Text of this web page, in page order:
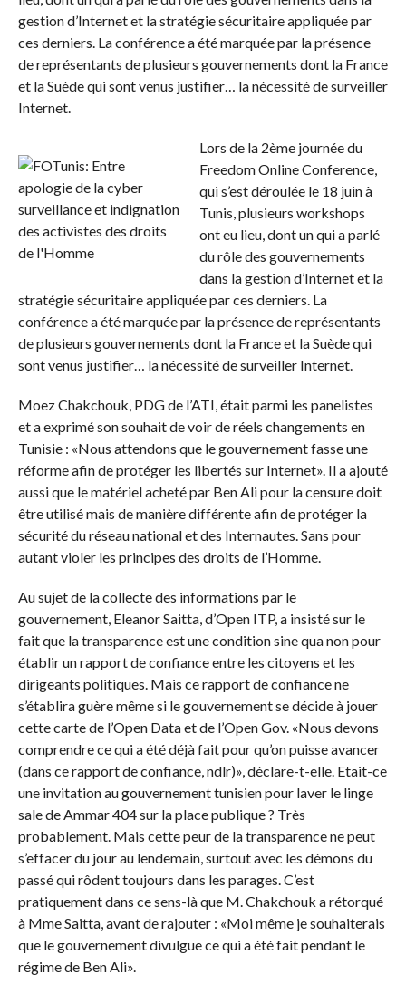
gestion d’Internet et la stratégie sécuritaire appliquée par
ces derniers. La conférence a été marquée par la présence
de représentants de plusieurs gouvernements dont la France
et la Suède qui sont venus justifier… la nécessité de surveiller
Internet.
Lors de la 2ème journée du
Freedom Online Conference,
qui s’est déroulée le 18 juin à
Tunis, plusieurs workshops
ont eu lieu, dont un qui a parlé
du rôle des gouvernements
dans la gestion d’Internet et la
stratégie sécuritaire appliquée par ces derniers. La
conférence a été marquée par la présence de représentants
de plusieurs gouvernements dont la France et la Suède qui
sont venus justifier… la nécessité de surveiller Internet.
Moez Chakchouk, PDG de l’ATI, était parmi les panelistes
et a exprimé son souhait de voir de réels changements en
Tunisie : «Nous attendons que le gouvernement fasse une
réforme afin de protéger les libertés sur Internet». Il a ajouté
aussi que le matériel acheté par Ben Ali pour la censure doit
être utilisé mais de manière différente afin de protéger la
sécurité du réseau national et des Internautes. Sans pour
autant violer les principes des droits de l’Homme.
Au sujet de la collecte des informations par le
gouvernement, Eleanor Saitta, d’Open ITP, a insisté sur le
fait que la transparence est une condition sine qua non pour
établir un rapport de confiance entre les citoyens et les
dirigeants politiques. Mais ce rapport de confiance ne
s’établira guère même si le gouvernement se décide à jouer
cette carte de l’Open Data et de l’Open Gov. «Nous devons
comprendre ce qui a été déjà fait pour qu’on puisse avancer
(dans ce rapport de confiance, ndlr)», déclare-t-elle. Etait-ce
une invitation au gouvernement tunisien pour laver le linge
sale de Ammar 404 sur la place publique ? Très
probablement. Mais cette peur de la transparence ne peut
s’effacer du jour au lendemain, surtout avec les démons du
passé qui rôdent toujours dans les parages. C’est
pratiquement dans ce sens-là que M. Chakchouk a rétorqué
à Mme Saitta, avant de rajouter : «Moi même je souhaiterais
que le gouvernement divulgue ce qui a été fait pendant le
régime de Ben Ali».